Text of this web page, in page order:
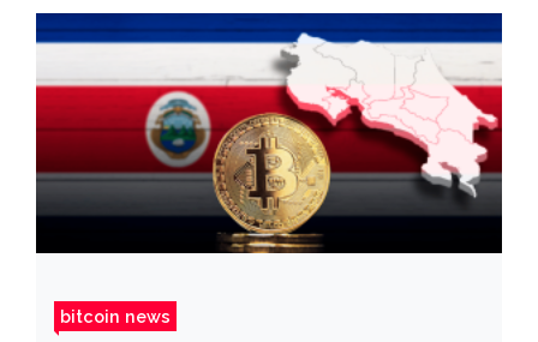
bitcoin news